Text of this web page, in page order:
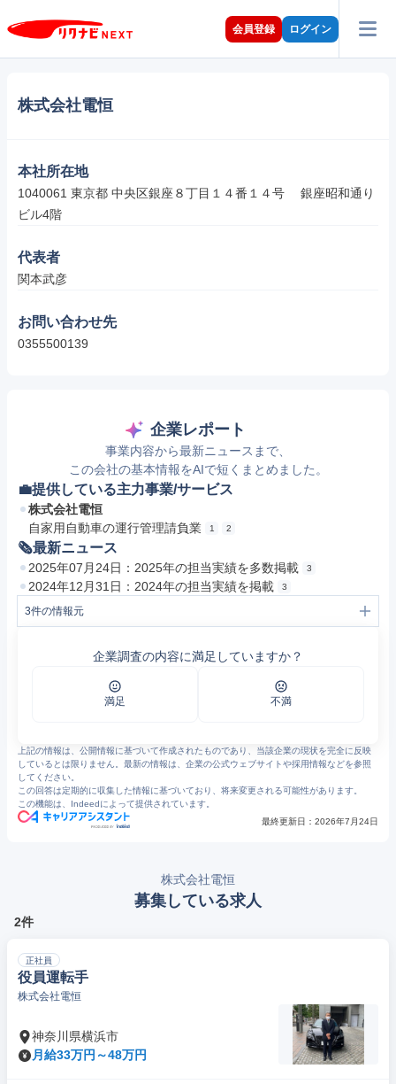
会員登録 ログイン
株式会社電恒
本社所在地
1040061 東京都 中央区銀座８丁目１４番１４号 　銀座昭和通り
ビル4階
代表者
関本武彦
お問い合わせ先
0355500139
企業レポート
事業内容から最新ニュースまで、
この会社の基本情報をAIで短くまとめました。
💼提供している主力事業/サービス
株式会社電恒
自家用自動車の運行管理請負業
1 2
🗞最新ニュース
2025年07月24日：2025年の担当実績を多数掲載 3
2024年12月31日：2024年の担当実績を掲載 3
3件の情報元
https://www.denkoh.co.jp/service
企業調査の内容に満足していますか？
満足 不満
上記の情報は、公開情報に基づいて作成されたものであり、当該企業の現状を完全に反映
しているとは限りません。最新の情報は、企業の公式ウェブサイトや採用情報などを参照
してください。
この回答は定期的に収集した情報に基づいており、将来変更される可能性があります。
この機能は、Indeedによって提供されています。
最終更新日： 2026年7月24日
株式会社電恒
募集している求人
2件
正社員
役員運転手
株式会社電恒
神奈川県横浜市
月給33万円～48万円